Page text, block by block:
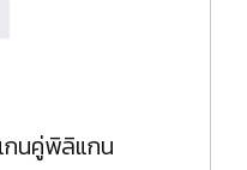
นคู่พิลิแกน